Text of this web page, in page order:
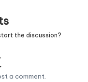
the discussion?
a comment.